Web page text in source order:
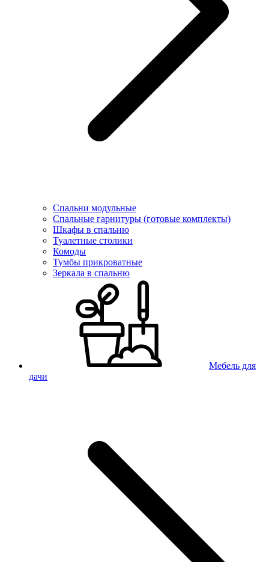
Спальни модульные
Спальные гарнитуры (готовые комплекты)
Шкафы в спальню
Туалетные столики
Комоды
Тумбы прикроватные
Зеркала в спальню
Мебель для
дачи